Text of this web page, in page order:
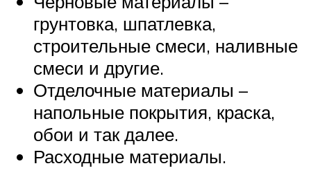
грунтовка, шпатлевка,
строительные смеси, наливные
смеси и другие.
Отделочные материалы –
напольные покрытия, краска,
обои и так далее.
Расходные материалы.